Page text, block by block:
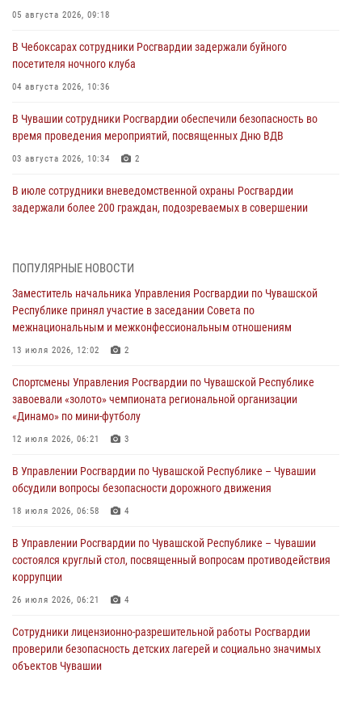
05 августа 2026, 09:18
В Чебоксарах сотрудники Росгвардии задержали буйного
посетителя ночного клуба
04 августа 2026, 10:36
В Чувашии сотрудники Росгвардии обеспечили безопасность во
время проведения мероприятий, посвященных Дню ВДВ
03 августа 2026, 10:34 2
В июле сотрудники вневедомственной охраны Росгвардии
задержали более 200 граждан, подозреваемых в совершении
мировой войне 1914-1918 годов
01 августа 2026, 07:19
В Ядрине сотрудники Росгвардии задержали подозреваемого в
01 августа 2026, 06:12
1 августа – День дежурной службы войск национальной гвардии
Российской Федерации
Директор Росгвардии Герой России генерал армии Виктор Золотов
поздравил специалистов подразделений тыла с профессиональным
01 августа 2026, 00:01
ПОПУЛЯРНЫЕ НОВОСТИ
Заместитель начальника Управления Росгвардии по Чувашской
Республике принял участие в заседании Совета по
межнациональным и межконфессиональным отношениям
13 июля 2026, 12:02 2
Спортсмены Управления Росгвардии по Чувашской Республике
завоевали «золото» чемпионата региональной организации
«Динамо» по мини-футболу
12 июля 2026, 06:21 3
В Управлении Росгвардии по Чувашской Республике – Чувашии
обсудили вопросы безопасности дорожного движения
18 июля 2026, 06:58 4
В Управлении Росгвардии по Чувашской Республике – Чувашии
состоялся круглый стол, посвященный вопросам противодействия
коррупции
26 июля 2026, 06:21 4
Сотрудники лицензионно-разрешительной работы Росгвардии
проверили безопасность детских лагерей и социально значимых
объектов Чувашии